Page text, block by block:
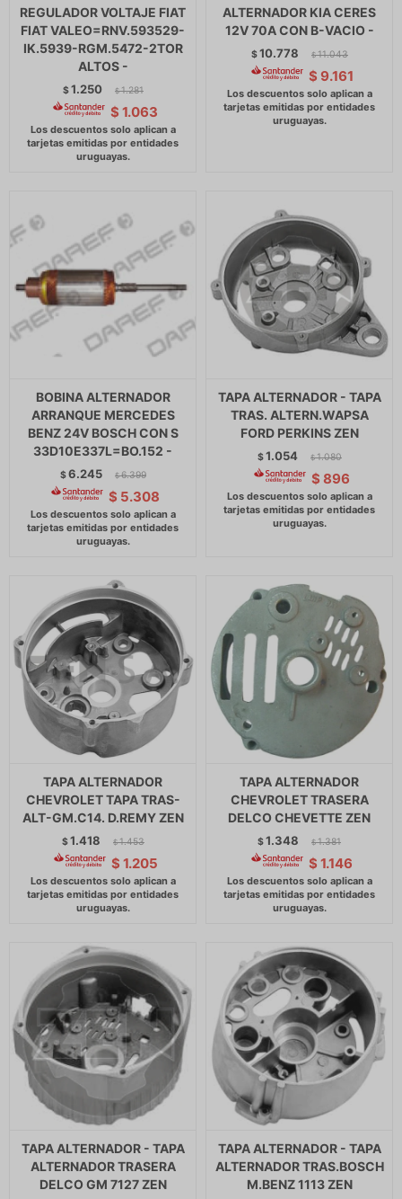
REGULADOR VOLTAJE FIAT
FIAT VALEO=RNV.593529-
IK.5939-RGM.5472-2TOR
ALTOS -
$1.250 $ 1.281
$ 1.063
ALTERNADOR KIA CERES
12V 70A CON B-VACIO -
$10.778 $ 11.043
$ 9.161
BOBINA ALTERNADOR
ARRANQUE MERCEDES
BENZ 24V BOSCH CON S
33D10E337L=BO.152 -
$6.245 $ 6.399
$ 5.308
TAPA ALTERNADOR - TAPA
TRAS. ALTERN.WAPSA
FORD PERKINS ZEN
$1.054 $ 1.080
$ 896
TAPA ALTERNADOR
CHEVROLET TAPA TRAS-
ALT-GM.C14. D.REMY ZEN
$1.418 $ 1.453
$ 1.205
TAPA ALTERNADOR
CHEVROLET TRASERA
DELCO CHEVETTE ZEN
$1.348 $ 1.381
$ 1.146
TAPA ALTERNADOR - TAPA
ALTERNADOR TRASERA
DELCO GM 7127 ZEN
TAPA ALTERNADOR - TAPA
ALTERNADOR TRAS.BOSCH
M.BENZ 1113 ZEN